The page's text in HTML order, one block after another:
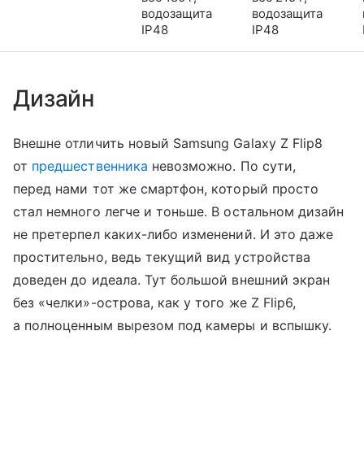
водозащита
IP48
водозащита
IP48
Дизайн
Внешне отличить новый Samsung Galaxy Z Flip8
от предшественника невозможно. По сути,
перед нами тот же смартфон, который просто
стал немного легче и тоньше. В остальном дизайн
не претерпел каких-либо изменений. И это даже
простительно, ведь текущий вид устройства
доведен до идеала. Тут большой внешний экран
без «челки»-острова, как у того же Z Flip6,
а полноценным вырезом под камеры и вспышку.